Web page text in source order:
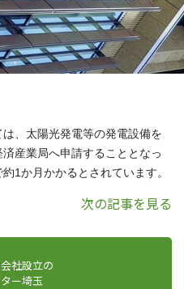
社設立の
ー埼玉
、太陽光発電等の発電設備を
産業局へ申請することとなっ
1か月かかるとされています。
次の記事を見る